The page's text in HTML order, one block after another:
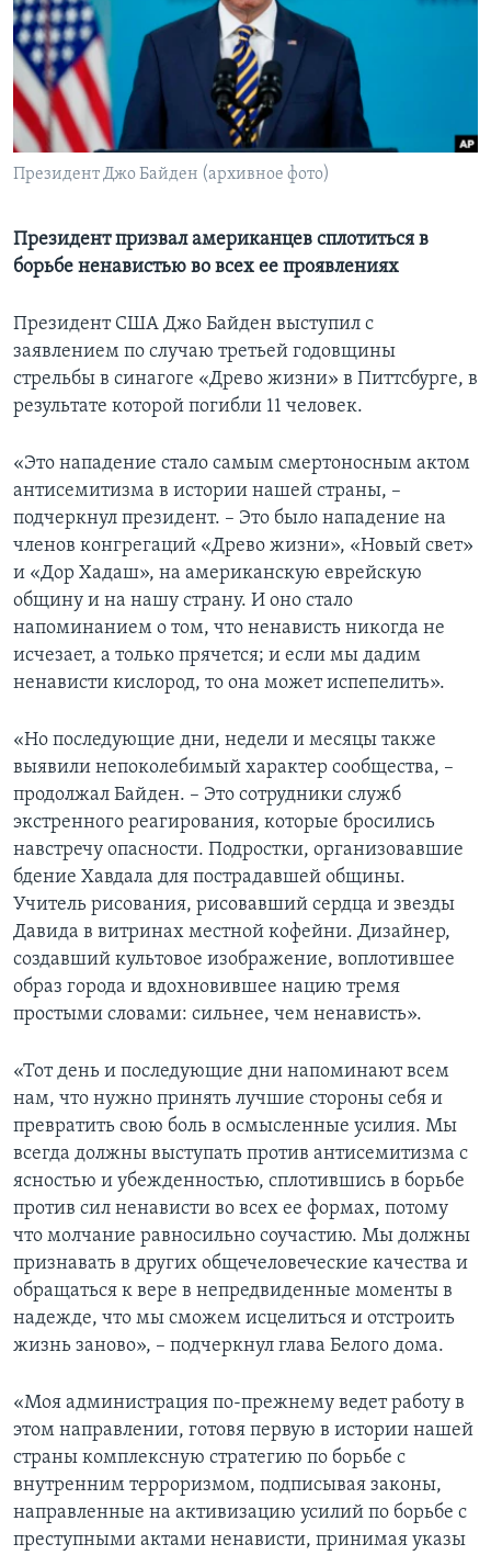
Learning English
СОЦИАЛЬНЫЕ СЕТИ
Президент Джо Байден (архивное фото)
Президент призвал американцев сплотиться в
борьбе ненавистью во всех ее проявлениях
Президент США Джо Байден выступил с
заявлением по случаю третьей годовщины
стрельбы в синагоге «Древо жизни» в Питтсбурге, в
результате которой погибли 11 человек.
«Это нападение стало самым смертоносным актом
антисемитизма в истории нашей страны, –
подчеркнул президент. – Это было нападение на
членов конгрегаций «Древо жизни», «Новый свет»
и «Дор Хадаш», на американскую еврейскую
общину и на нашу страну. И оно стало
напоминанием о том, что ненависть никогда не
исчезает, а только прячется; и если мы дадим
ненависти кислород, то она может испепелить».
«Но последующие дни, недели и месяцы также
выявили непоколебимый характер сообщества, –
продолжал Байден. – Это сотрудники служб
экстренного реагирования, которые бросились
навстречу опасности. Подростки, организовавшие
бдение Хавдала для пострадавшей общины.
Учитель рисования, рисовавший сердца и звезды
Давида в витринах местной кофейни. Дизайнер,
создавший культовое изображение, воплотившее
образ города и вдохновившее нацию тремя
простыми словами: сильнее, чем ненависть».
«Тот день и последующие дни напоминают всем
нам, что нужно принять лучшие стороны себя и
превратить свою боль в осмысленные усилия. Мы
всегда должны выступать против антисемитизма с
ясностью и убежденностью, сплотившись в борьбе
против сил ненависти во всех ее формах, потому
что молчание равносильно соучастию. Мы должны
признавать в других общечеловеческие качества и
обращаться к вере в непредвиденные моменты в
надежде, что мы сможем исцелиться и отстроить
жизнь заново», – подчеркнул глава Белого дома.
«Моя администрация по-прежнему ведет работу в
этом направлении, готовя первую в истории нашей
страны комплексную стратегию по борьбе с
внутренним терроризмом, подписывая законы,
направленные на активизацию усилий по борьбе с
преступными актами ненависти, принимая указы